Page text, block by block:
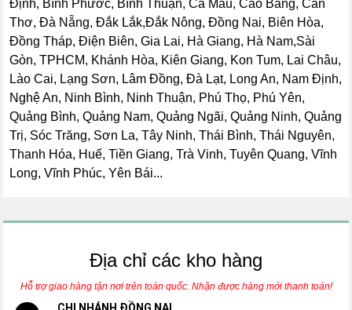
Định, Bình Phước, Bình Thuận, Cà Mau, Cao Bằng, Cần
Thơ, Đà Nẵng, Đắk Lắk,Đắk Nông, Đồng Nai, Biên Hòa,
Đồng Tháp, Điện Biên, Gia Lai, Hà Giang, Hà Nam,Sài
Gòn, TPHCM, Khánh Hòa, Kiên Giang, Kon Tum, Lai Châu,
Lào Cai, Lạng Sơn, Lâm Đồng, Đà Lạt, Long An, Nam Định,
Nghệ An, Ninh Bình, Ninh Thuận, Phú Thọ, Phú Yên,
Quảng Bình, Quảng Nam, Quảng Ngãi, Quảng Ninh, Quảng
Trị, Sóc Trăng, Sơn La, Tây Ninh, Thái Bình, Thái Nguyên,
Thanh Hóa, Huế, Tiền Giang, Trà Vinh, Tuyên Quang, Vĩnh
Long, Vĩnh Phúc, Yên Bái...
Địa chỉ các kho hàng
Hỗ trợ giao hàng tận nơi trên toàn quốc. Nhận được hàng mới thanh toán!
CHI NHÁNH ĐỒNG NAI